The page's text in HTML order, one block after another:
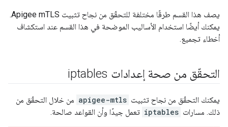
يصف هذا القسم طرقًا مختلفة للتحقّق من نجاح تثبيت Apigee mTLS.
يمكنك أيضًا استخدام الأساليب الموضحة في هذا القسم عند استكشاف
أخطاء تجميع.
التحقّق من صحة إعدادات iptables
يمكنك التحقّق من نجاح تثبيت apigee-mtls من خلال التحقّق من
ذلك. مسارات iptables تعمل جيدًا وأن القواعد صالحة.